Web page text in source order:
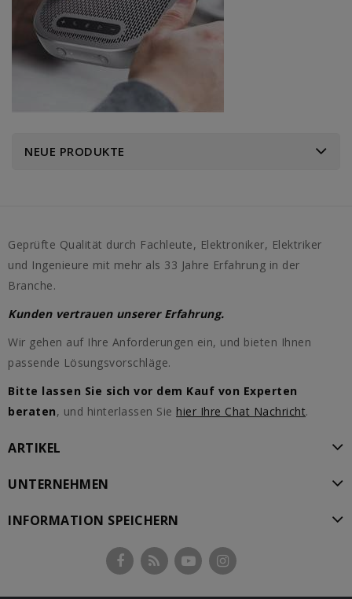
NEUE PRODUKTE
Geprüfte Qualität durch Fachleute, Elektroniker, Elektriker
und Ingenieure mit mehr als 33 Jahre Erfahrung in der
Branche.
Kunden vertrauen unserer Erfahrung.
Wir gehen auf Ihre Anforderungen ein, und bieten Ihnen
passende Lösungsvorschläge.
Bitte lassen Sie sich vor dem Kauf von Experten
beraten, und hinterlassen Sie hier Ihre Chat Nachricht.
ARTIKEL
UNTERNEHMEN
INFORMATION SPEICHERN